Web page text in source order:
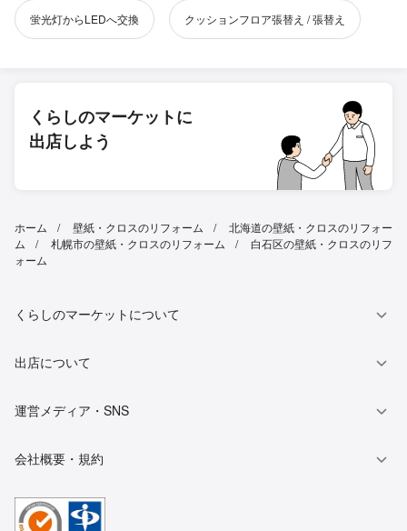
蛍光灯からLEDへ交換 クッションフロア張替え / 張替え
くらしのマーケットに
出店しよう
ホーム 壁紙・クロスのリフォーム
北海道の壁紙・クロスのリフォー
ム
札幌市の壁紙・クロスのリフォーム
白石区の壁紙・クロスのリフ
ォーム
くらしのマーケットについて
出店について
運営メディア・SNS
会社概要・規約